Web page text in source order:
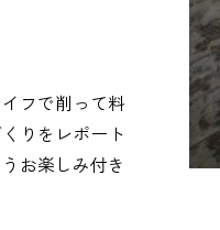
フで削って料
りをレポート
お楽しみ付き